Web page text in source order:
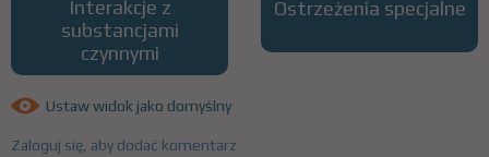
Interakcje z
substancjami
czynnymi
Ostrzeżenia specjalne
Ustaw widok jako domyślny
Zaloguj się, aby dodać komentarz